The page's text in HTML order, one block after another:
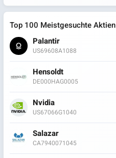
Top 100 Meistgesuchte Aktien
Palantir
US69608A1088
Hensoldt
DE000HAG0005
Nvidia
US67066G1040
Salazar
CA7940071045